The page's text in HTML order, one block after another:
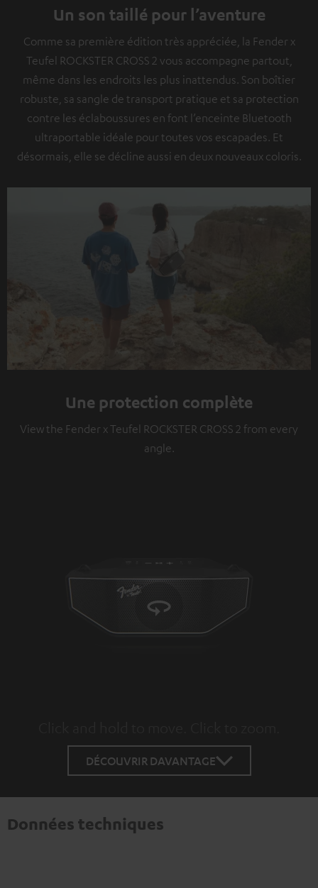
Un son taillé pour l’aventure
Comme sa première édition très appréciée, la Fender x
Teufel ROCKSTER CROSS 2 vous accompagne partout,
même dans les endroits les plus inattendus. Son boîtier
robuste, sa sangle de transport pratique et sa protection
contre les éclaboussures en font l’enceinte Bluetooth
ultraportable idéale pour toutes vos escapades. Et
désormais, elle se décline aussi en deux nouveaux coloris.
Une protection complète
View the Fender x Teufel ROCKSTER CROSS 2 from every
angle.
DÉCOUVRIR DAVANTAGE
Données techniques